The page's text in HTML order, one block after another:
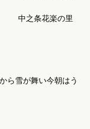
中之条花楽の里
ら雪が舞い今朝はう